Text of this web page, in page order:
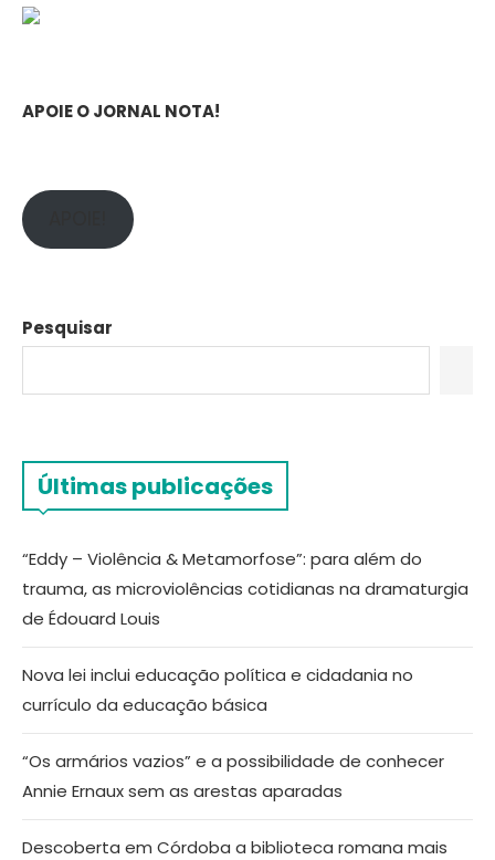
APOIE O JORNAL NOTA!
Pesquisar
Últimas publicações
“Eddy – Violência & Metamorfose”: para além do
trauma, as microviolências cotidianas na dramaturgia
de Édouard Louis
Nova lei inclui educação política e cidadania no
currículo da educação básica
“Os armários vazios” e a possibilidade de conhecer
Annie Ernaux sem as arestas aparadas
Descoberta em Córdoba a biblioteca romana mais